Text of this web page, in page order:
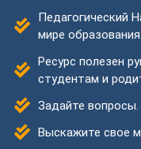
Педагогический
мире образования.
Ресурс полезен
студентам и
Задайте вопросы.
Выскажите свое